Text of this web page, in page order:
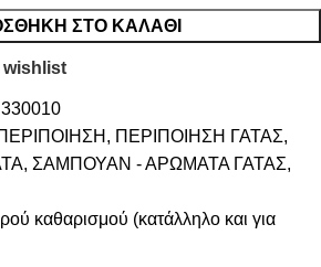
ΣΤΟ ΚΑΛΆΘΙ
wishlist
330010
, ΠΕΡΙΠΟΙΗΣΗ ΓΑΤΑΣ,
, ΣΑΜΠΟΥΑΝ - ΑΡΩΜΑΤΑ ΓΑΤΑΣ,
καθαρισμού (κατάλληλο και για